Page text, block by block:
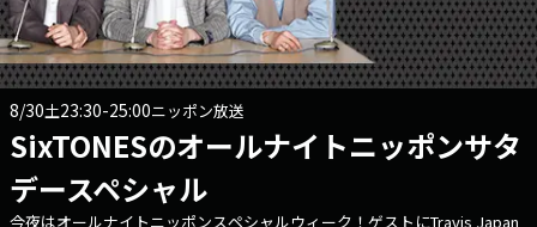
8/30土23:30-25:00ニッポン放送
SixTONESのオールナイトニッポンサタ
デースペシャル
今夜はオールナイトニッポンスペシャルウィーク！ゲストにTravis Japan